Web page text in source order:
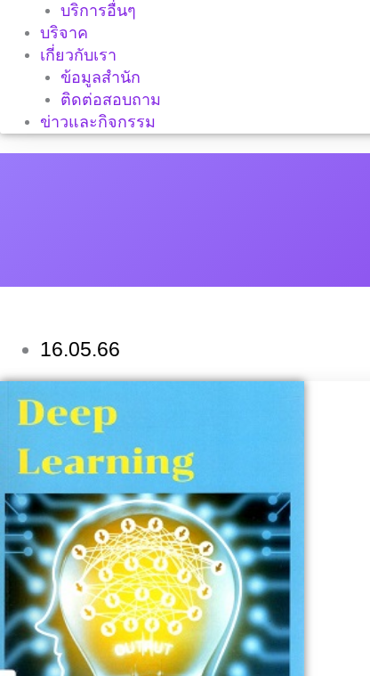
บริการอื่นๆ
บริจาค
เกี่ยวกับเรา
ข้อมูลสำนัก
ติดต่อสอบถาม
ข่าวและกิจกรรม
16.05.66